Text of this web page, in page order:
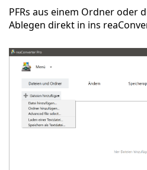
PFRs aus einem Ordner oder
Ablegen direkt in ins